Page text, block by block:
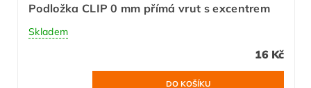
Podložka CLIP 0 mm přímá vrut s excentrem
Skladem
16 Kč